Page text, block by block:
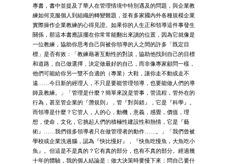
專書，書中並提及了華人在管理情境中特別遇及的問題，與企業教
練如何克服個人到組織的轉變難題，並有多家國內外各種規模企業
實際操作企業教練的心得見證。如果你的人生正和領導這件事發生
關係，那這本書應該擺在你常常能翻出來讀的位置，因為它就像是
一位教練，協助你思考自己與被你領導的人之間的許多「既定目
標」是否有效：「教練藉著互動性的對談，協助他找到自己的目標
和道路，自己做選擇，決定做最好的自己，而非像專家顧問一樣，
他們可能給你另一雙不合適的（專業）大鞋，讓你走不動或走不
遠……今日新的經理人，不只是要能管理領導，也要能做人們的導
師及教練。」「管理是什麼？簡單來說是管事，管流程，管外在的
行為，甚至管企業的『潛規則』，管『對與錯』，它是『科學』。
而領導是什麼？它管人，人的心，動機，意義，感覺，價值，理
想，使命，文化，它挑起人們的積極性建設性和熱情，它是『藝
術』……我們很多領導者只在做管理者的動作……。」「我們曾被
學校或企業洗過腦，認為『快比慢好』，『快魚吃慢魚，大魚吃小
魚』。但這是不是真的？它有真的部分，也有不真的部分。經過幾
十年的體驗，我的個人結論是：做大決策時要慢下來：問自己要什